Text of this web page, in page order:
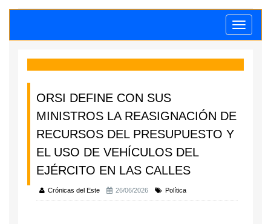
Toggle
ORSI DEFINE CON SUS
MINISTROS LA REASIGNACIÓN DE
RECURSOS DEL PRESUPUESTO Y
EL USO DE VEHÍCULOS DEL
EJÉRCITO EN LAS CALLES
Crónicas del Este 26/06/2026 Política